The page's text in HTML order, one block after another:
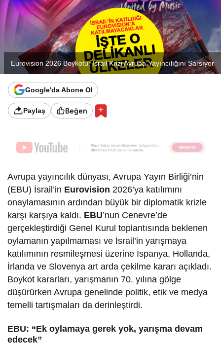
Eurovision 2026 Boykotu: İsrail Krizi Avrupa Yayıncılığını Sarsıyor
Google'da Abone Ol
Paylaş Beğen
Avrupa yayıncılık dünyası, Avrupa Yayın Birliği’nin
(EBU) İsrail’in Eurovision 2026’ya katılımını
onaylamasının ardından büyük bir diplomatik krizle
karşı karşıya kaldı. EBU’nun Cenevre’de
gerçekleştirdiği Genel Kurul toplantısında beklenen
oylamanın yapılmaması ve İsrail’in yarışmaya
katılımının resmileşmesi üzerine İspanya, Hollanda,
İrlanda ve Slovenya art arda çekilme kararı açıkladı.
Boykot kararları, yarışmanın 70. yılına gölge
düşürürken Avrupa genelinde politik, etik ve medya
temelli tartışmaları da derinleştirdi.
EBU: “Ek oylamaya gerek yok, yarışma devam
edecek”